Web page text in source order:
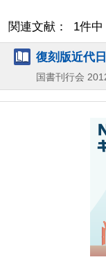
関連文献： 1件
復刻版近代
国書刊行会